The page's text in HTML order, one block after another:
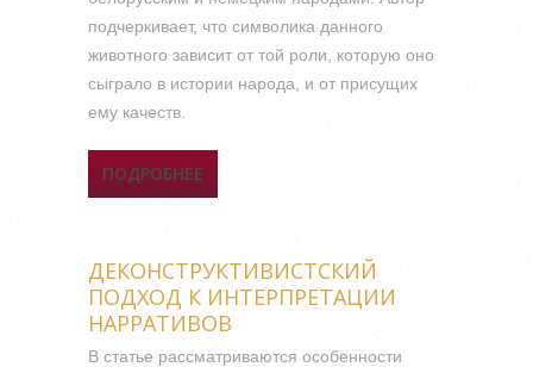
подчеркивает, что символика данного
животного зависит от той роли, которую оно
сыграло в истории народа, и от присущих
ему качеств.
ПОДРОБНЕЕ
АНАЛИЗ УСТОЙЧИВЫХ
НЕМЕЦКОГО ЯЗЫКА)
ДЕКОНСТРУКТИВИСТСКИЙ
ПОДХОД К ИНТЕРПРЕТАЦИИ
НАРРАТИВОВ
В статье рассматриваются особенности